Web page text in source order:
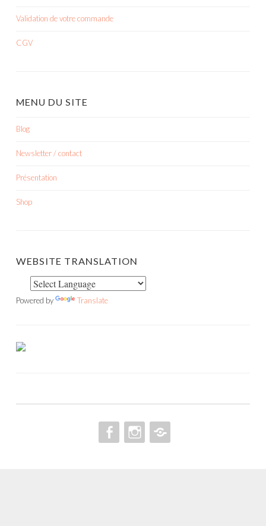
Validation de votre commande
CGV
MENU DU SITE
Blog
Newsletter / contact
Présentation
Shop
WEBSITE TRANSLATION
Powered by Translate